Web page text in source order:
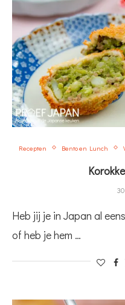
Recepten Bento en Lunch
Heb jij je in Japan al
of heb je hem …